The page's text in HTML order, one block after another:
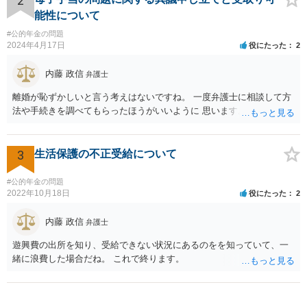
能性について
#公的年金の問題
2024年4月17日 役にたった 2
内藤 政信 弁護士
離婚が恥ずかしいと言う考えはないですね。 一度弁護士に相談して方
法や手続きを調べてもらったほうがいいように 思います。
3 生活保護の不正受給について
#公的年金の問題
2022年10月18日 役にたった 2
内藤 政信 弁護士
遊興費の出所を知り、受給できない状況にあるのをを知っていて、一
緒に浪費した場合だね。 これで終ります。